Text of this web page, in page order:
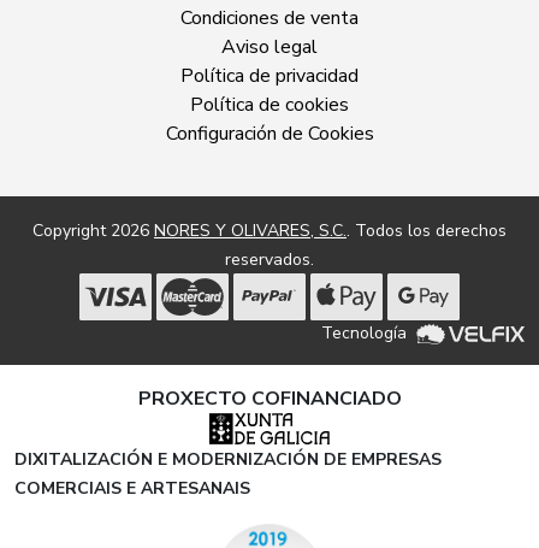
Condiciones de venta
Aviso legal
Política de privacidad
Política de cookies
Configuración de Cookies
Copyright 2026 NORES Y OLIVARES, S.C.. Todos los derechos
reservados.
Tecnología
PROXECTO COFINANCIADO
DIXITALIZACIÓN E MODERNIZACIÓN DE EMPRESAS
COMERCIAIS E ARTESANAIS